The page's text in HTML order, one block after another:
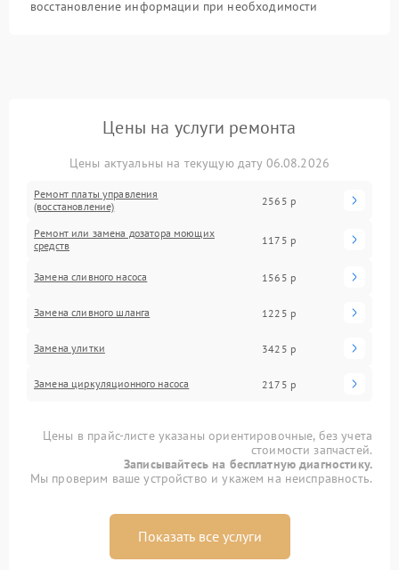
восстановление информации при необходимости
Цены на услуги ремонта
Цены актуальны на текущую дату 06.08.2026
Ремонт платы управления
(восстановление)
2565 р
Ремонт или замена дозатора моющих
средств
1175 р
Замена сливного насоса 1565 р
Замена сливного шланга 1225 р
Замена улитки 3425 р
Замена циркуляционного насоса 2175 р
Цены в прайс-листе указаны ориентировочные, без учета
стоимости запчастей.
Записывайтесь на бесплатную диагностику.
Мы проверим ваше устройство и укажем на неисправность.
Показать все услуги